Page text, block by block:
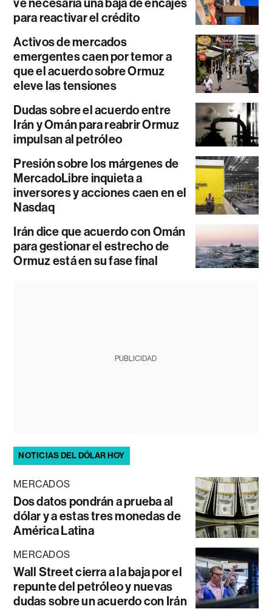
para reactivar el crédito
Activos de mercados
emergentes caen por temor a
que el acuerdo sobre Ormuz
eleve las tensiones
Dudas sobre el acuerdo entre
Irán y Omán para reabrir Ormuz
impulsan al petróleo
Presión sobre los márgenes de
MercadoLibre inquieta a
inversores y acciones caen en el
Nasdaq
Irán dice que acuerdo con Omán
para gestionar el estrecho de
Ormuz está en su fase final
PUBLICIDAD
NOTICIAS DEL DÓLAR HOY
MERCADOS
Dos datos pondrán a prueba al
dólar y a estas tres monedas de
América Latina
MERCADOS
Wall Street cierra a la baja por el
repunte del petróleo y nuevas
dudas sobre un acuerdo con Irán